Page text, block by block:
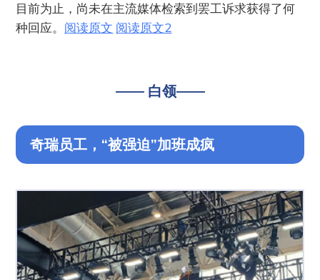
目前为止，尚未在主流媒体检索到罢工诉求获得了何
种回应。 阅读原文 阅读原文2
—— 白领——
奇瑞员工，“被强迫”加班成疯